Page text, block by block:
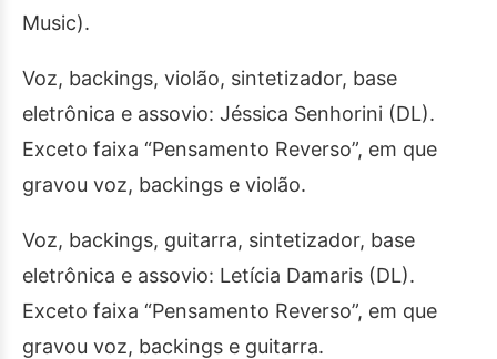
Music).
Voz, backings, violão, sintetizador, base
eletrônica e assovio: Jéssica Senhorini (DL).
Exceto faixa “Pensamento Reverso”, em que
gravou voz, backings e violão.
Voz, backings, guitarra, sintetizador, base
eletrônica e assovio: Letícia Damaris (DL).
Exceto faixa “Pensamento Reverso”, em que
gravou voz, backings e guitarra.